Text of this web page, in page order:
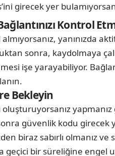
girecek yer
Kontrol
yanınızda
sonra, kaydolmaya
işe yarayabiliyor.
Bekleyin
güvenlik kodu girecek
biraz sabırlı olmanız
geçici bir süreliğine